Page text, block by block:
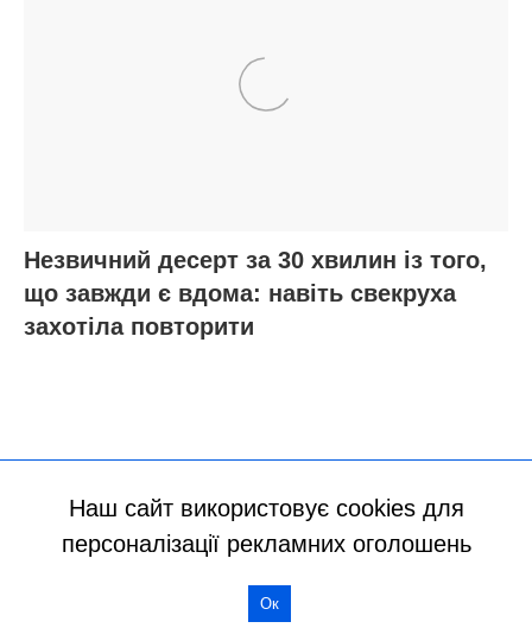
Наш сайт використовує cookies для
персоналізації рекламних оголошень
Ок